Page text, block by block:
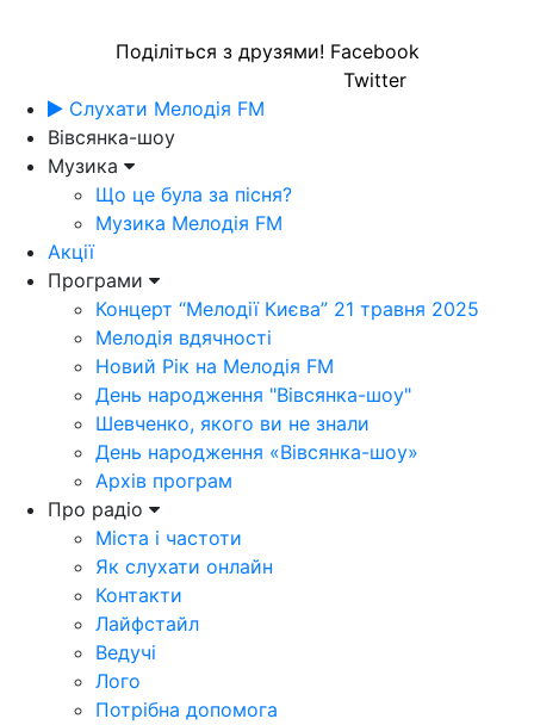
Поділіться з друзями! Facebook
Twitter
Слухати Мелодія FM
Вівсянка-шоу
Музика
Що це була за пісня?
Музика Мелодія FM
Акції
Програми
Концерт “Мелодії Києва” 21 травня 2025
Мелодія вдячності
Новий Рік на Мелодія FM
День народження "Вівсянка-шоу"
Шевченко, якого ви не знали
День народження «Вівсянка-шоу»
Архів програм
Про радіо
Міста і частоти
Як слухати онлайн
Контакти
Лайфстайл
Ведучі
Лого
Потрібна допомога